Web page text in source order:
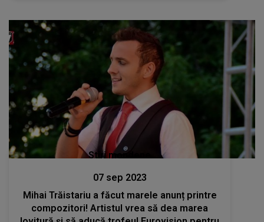
Stiri mondene
07 sep 2023
Mihai Trăistariu a făcut marele anunț printre
compozitori! Artistul vrea să dea marea